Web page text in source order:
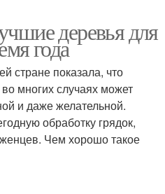
деревья для
года
стране показала, что
многих случаях может
и даже желательной.
обработку грядок,
Чем хорошо такое